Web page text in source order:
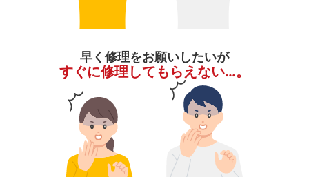
早く修理をお願いしたいが
すぐに修理してもらえない…。